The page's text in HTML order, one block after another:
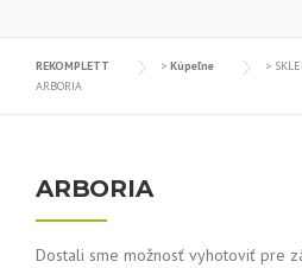
REKOMPLETT > Kúpeľne >
ARBORIA
ARBORIA
Dostali sme možnosť vyhotoviť pre